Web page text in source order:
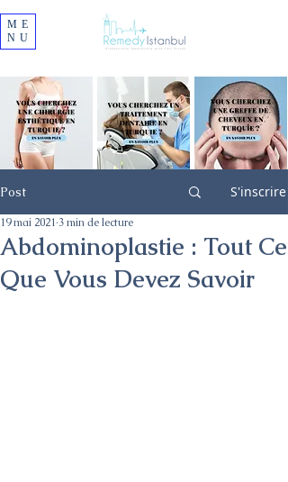
ME
NU
Post S'inscrire
Abdominoplastie : Tout Ce
Que Vous Devez Savoir
19 mai 2021 3 min de lecture